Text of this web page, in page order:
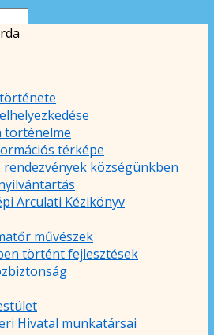
történelme
térképe
községünkben
Arculati Kézikönyv
művészek
történt fejlesztések
Hivatal munkatársai